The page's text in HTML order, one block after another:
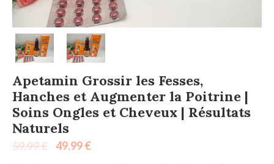
Apetamin Grossir les Fesses,
Hanches et Augmenter la Poitrine |
Soins Ongles et Cheveux | Résultats
Naturels
59.99€ 49.99€